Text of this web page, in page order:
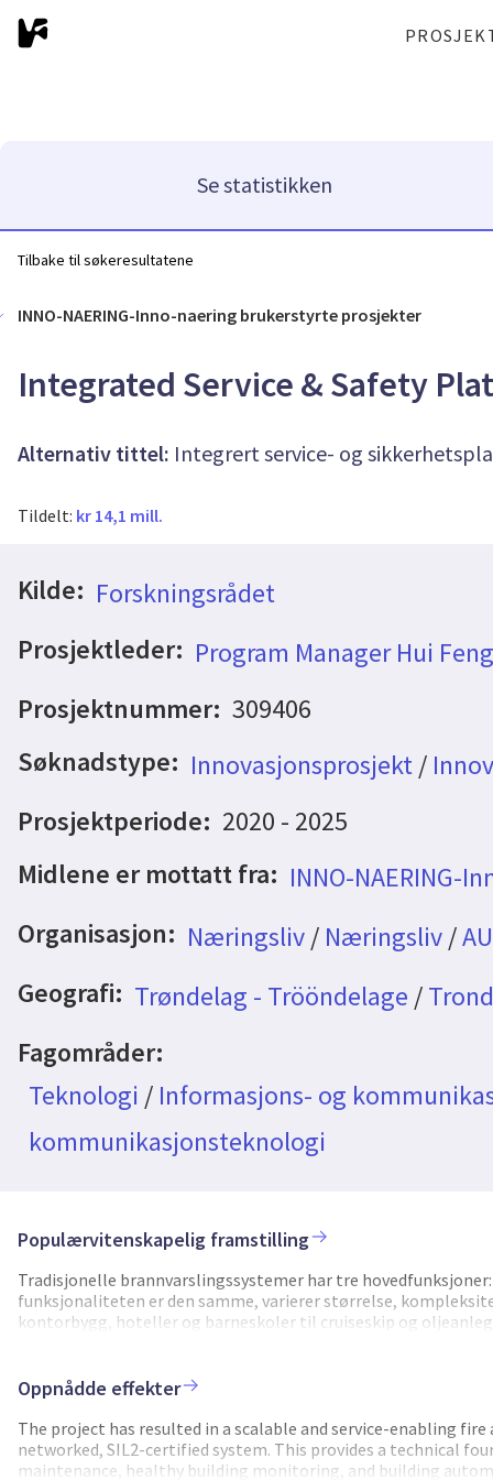
Se statistikken
Tilbake til søkeresultatene
INNO-NAERING-Inno-naering brukerstyrte prosjekter
Integrated Service & Safety
Alternativ tittel: Integrert service- og
Tildelt: kr 14,1 mill.
Kilde: Forskningsrådet
Prosjektleder: Program Manager Hui Feng
Prosjektnummer: 309406
Søknadstype: Innovasjonsprosjekt/
Prosjektperiode: 2020 - 2025
Midlene er mottatt fra: INNO-NAERING-
Organisasjon: Næringsliv/ Næringsliv/
Geografi: Trøndelag - Trööndelage /
Fagområder:
Teknologi / Informasjons- og
kommunikasjonsteknologi
Populærvitenskapelig framstilling
Tradisjonelle brannvarslingssystemer har tre
funksjonaliteten er den samme, varierer størrelse,
kontorbygg, hoteller og barneskoler til cruiseskip og
ny plattform for brannvarsling som kombinerer digitaliserte
sette ny standard i bransjen og muliggjøre en rekke nye
et kontorbygg kombinert med maskinlæring for prediktivt
bygningsautomasjon. For å kunne tilby digitaliserte tjenester
nødvendig å bruke avanserte metoder og utvide
Oppnådde effekter
The project has resulted in a scalable and service-enabling
networked, SIL2-certified system. This provides a technical
maintenance, healthy building monitoring, and building